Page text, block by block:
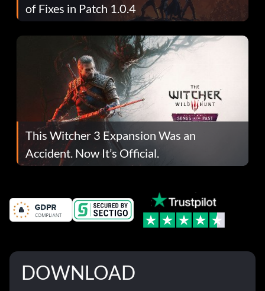
of Fixes in Patch 1.0.4
This Witcher 3 Expansion Was an
Accident. Now It’s Official.
DOWNLOAD